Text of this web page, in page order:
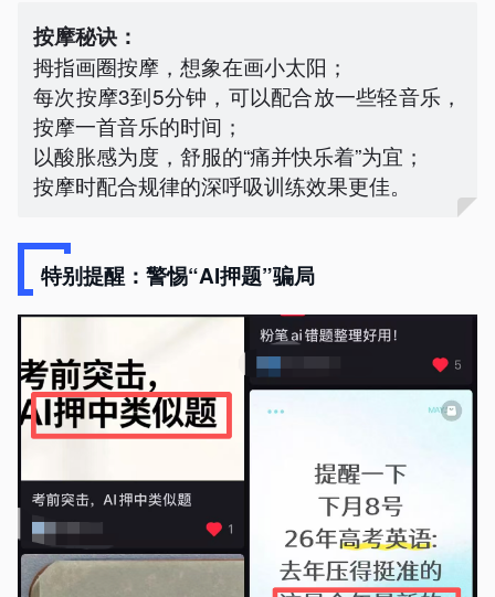
按摩秘诀：
拇指画圈按摩，想象在画小太阳；
每次按摩3到5分钟，可以配合放一些轻音乐，
按摩一首音乐的时间；
以酸胀感为度，舒服的“痛并快乐着”为宜；
按摩时配合规律的深呼吸训练效果更佳。
特别提醒：警惕“AI押题”骗局